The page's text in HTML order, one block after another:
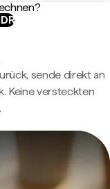
sende direkt an
Keine versteckten